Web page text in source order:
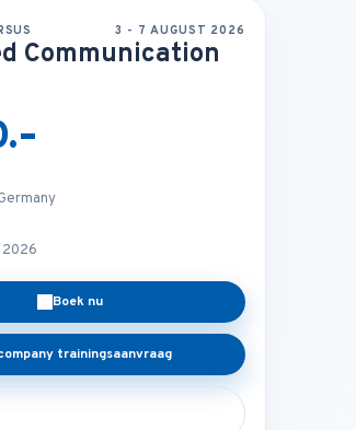
3 - 7 AUGUST 2026
Communication
2026
Boek nu
trainingsaanvraag